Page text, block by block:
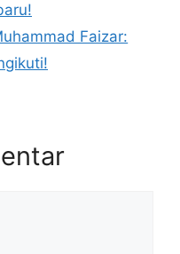
Faizar: